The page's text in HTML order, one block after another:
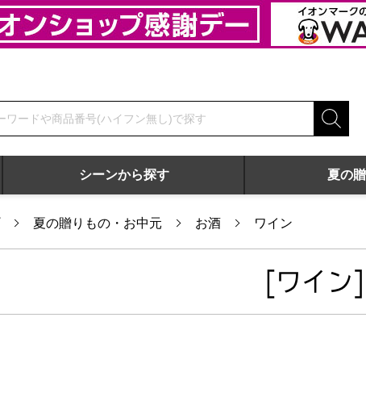
プ
シーンから探す 夏の
夏の贈りもの・お中元 お酒 ワイン
[ワイ